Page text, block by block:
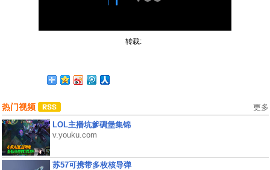
转载:
热门视频 更多
LOL主播坑爹碉堡集锦
v.youku.com
苏57可携带多枚核导弹